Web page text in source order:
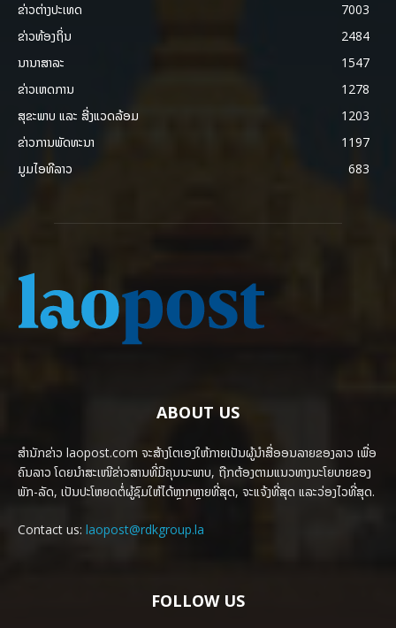
ຂ່າວຕ່າງປະເທດ
7003
ຂ່າວທ້ອງຖິ່ນ
2484
ນານາສາລະ
1547
ຂ່າວເຫດການ
1278
ສຸຂະພາບ ແລະ ສີ່ງແວດລ້ອມ
1203
ຂ່າວການພັດທະນາ
1197
ມູມໄອທີລາວ
683
ABOUT US
ສຳນັກຂ່າວ laopost.com ຈະສ້າງໂຕເອງໃຫ້ກາຍເປັນຜູ້ນຳສື່ອອນລາຍຂອງລາວ ເພື່ອ
ຄົນລາວ ໂດຍນຳສະເໜີຂ່າວສານທີ່ມີຄຸນນະພາບ, ຖືກຕ້ອງຕາມແນວທາງນະໂຍບາຍຂອງ
ພັກ-ລັດ, ເປັນປະໂຫຍດຕໍ່ຜູ້ຊົມໃຫ້ໄດ້ຫຼາກຫຼາຍທີ່ສຸດ, ຈະແຈ້ງທີ່ສຸດ ແລະວ່ອງໄວທີ່ສຸດ.
Contact us: laopost@rdkgroup.la
FOLLOW US